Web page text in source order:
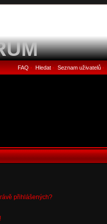
FAQ • Hledat• Seznam uživatelů•
přihlášených?